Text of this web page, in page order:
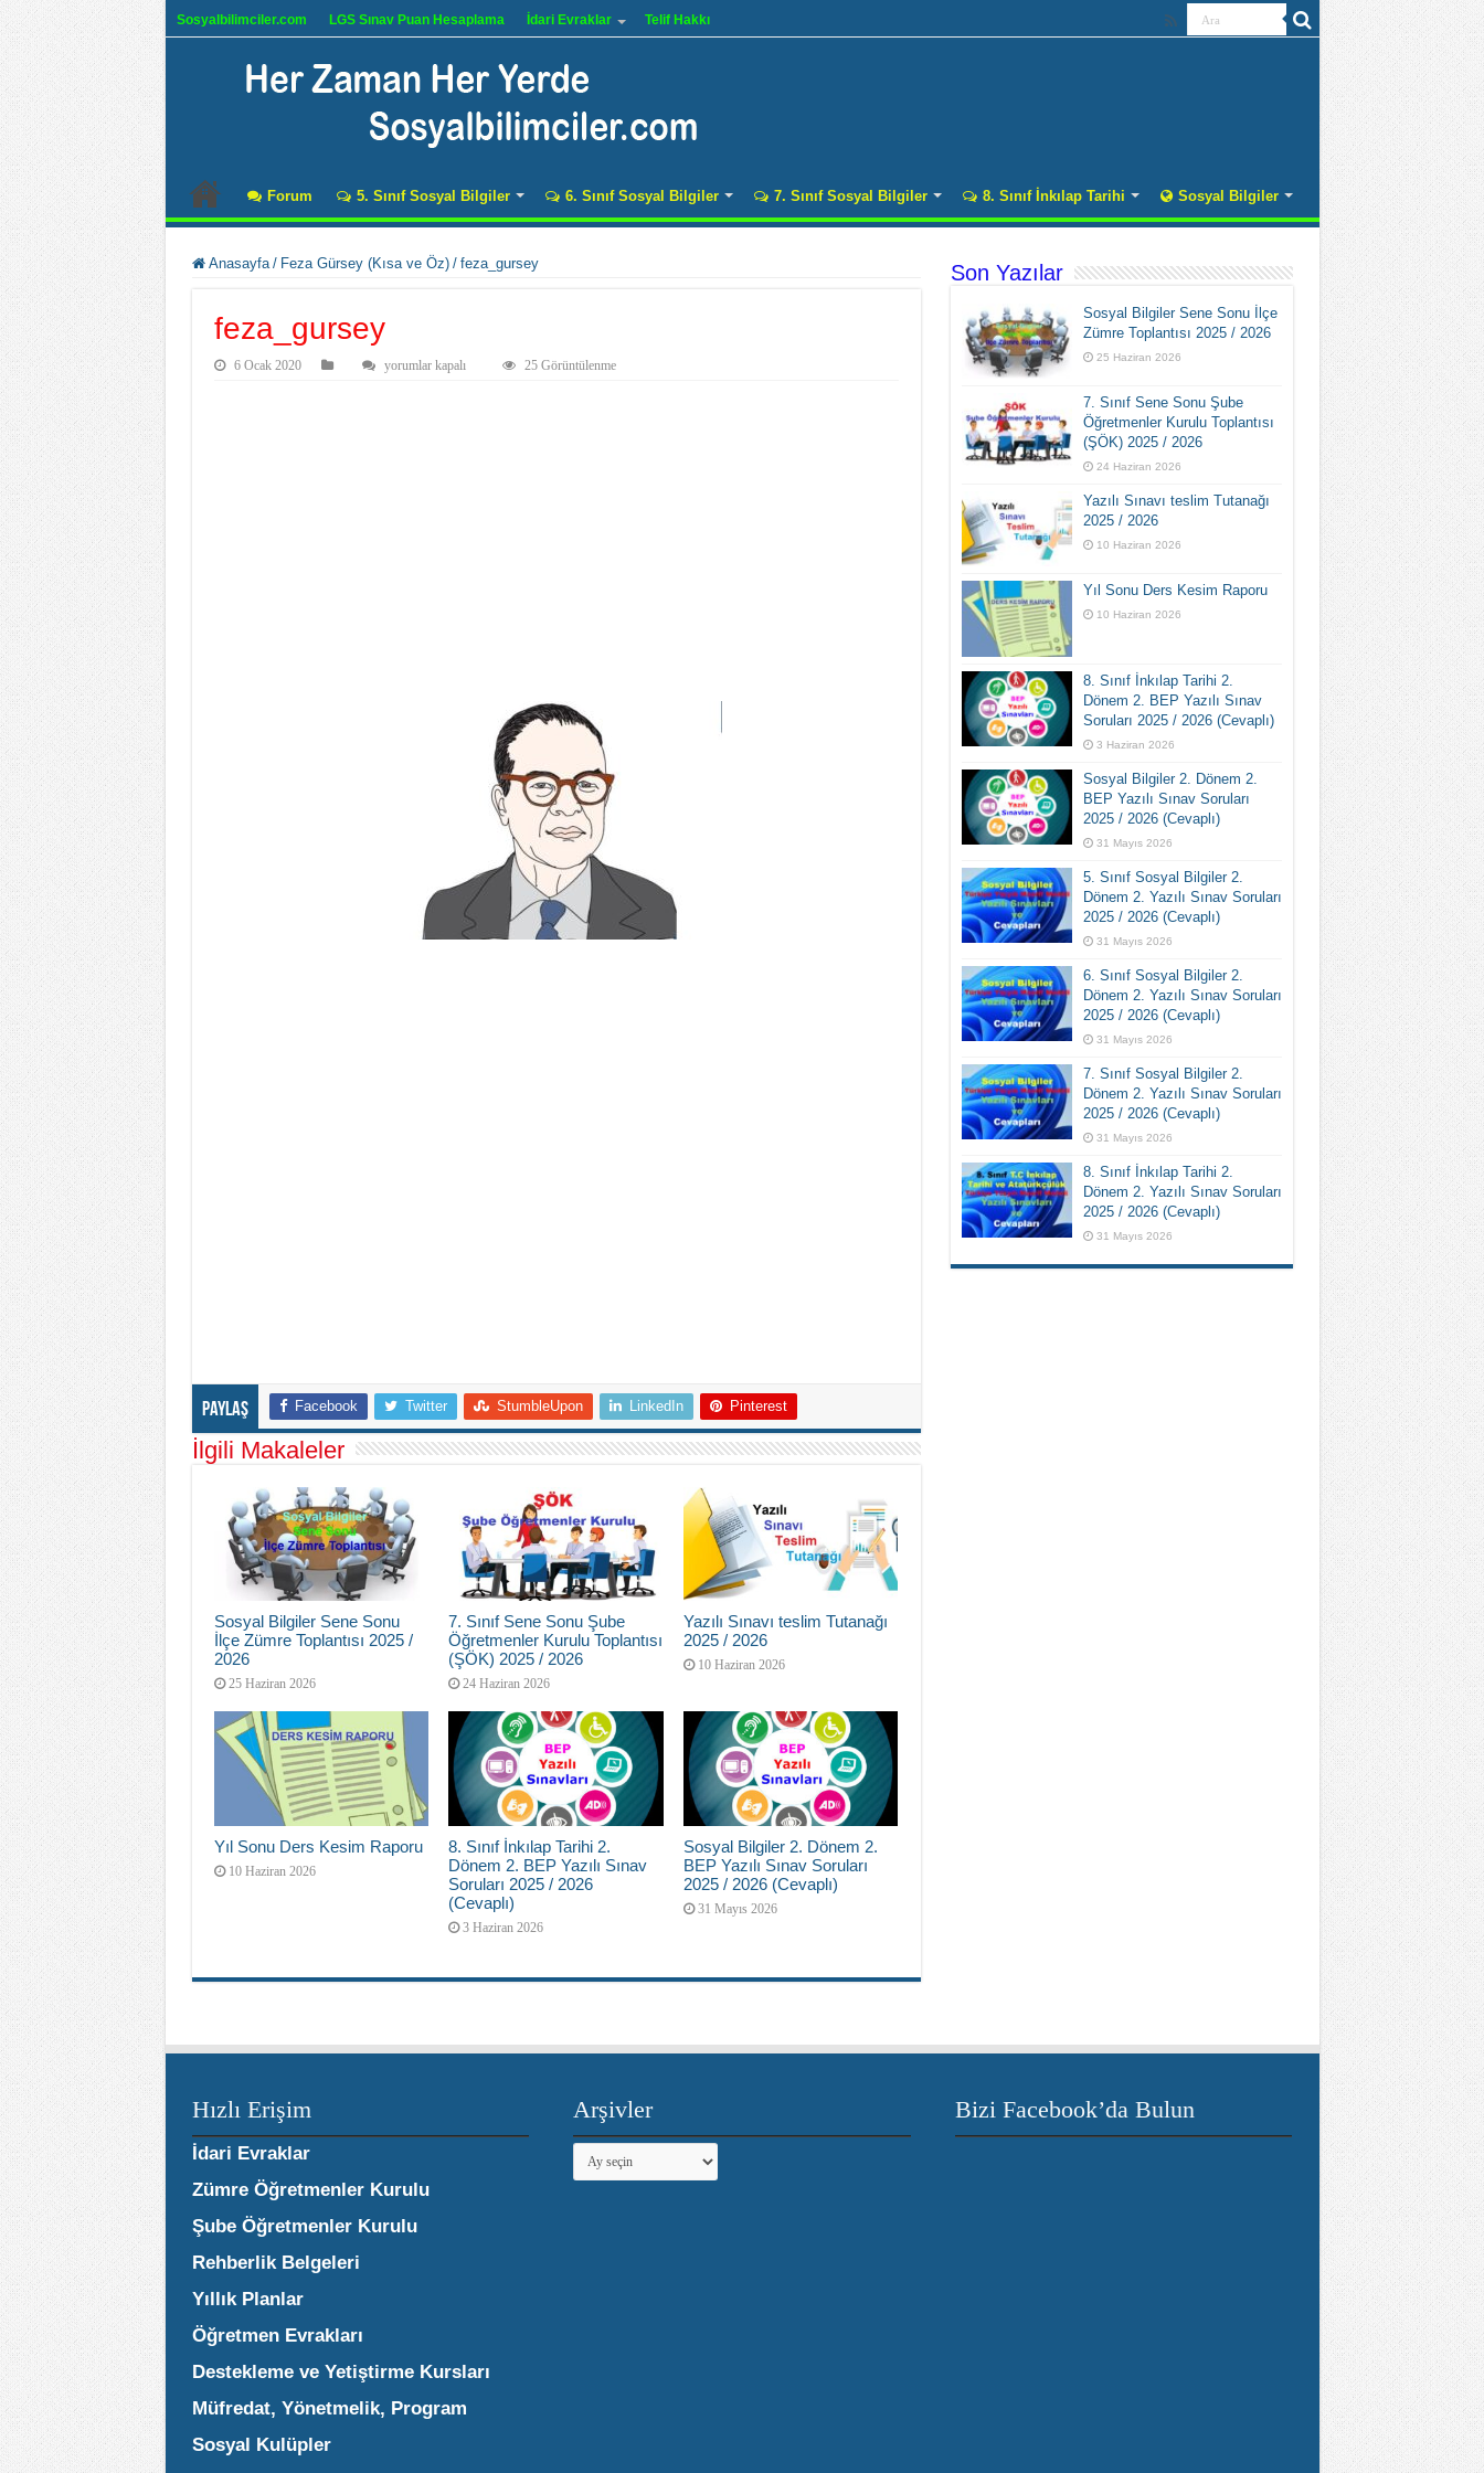
Sosyalbilimciler.com LGS Sınav Puan Hesaplama İdari Evraklar Telif Hakkı
Forum 5. Sınıf Sosyal Bilgiler 6. Sınıf Sosyal Bilgiler 7. Sınıf Sosyal Bilgiler 8. Sınıf İnkılap Tarihi Sosyal Bilgiler
Anasayfa / Feza Gürsey (Kısa ve Öz) / feza_gursey
feza_gursey
6 Ocak 2020
feza_gursey
yorumlar kapalı 25 Görüntülenme
Paylaş Facebook Twitter StumbleUpon LinkedIn Pinterest
İlgili Makaleler
Sosyal Bilgiler Sene Sonu
İlçe Zümre Toplantısı 2025 /
2026
25 Haziran 2026
7. Sınıf Sene Sonu Şube
Öğretmenler Kurulu Toplantısı
(ŞÖK) 2025 / 2026
24 Haziran 2026
Yazılı Sınavı teslim Tutanağı
2025 / 2026
10 Haziran 2026
Yıl Sonu Ders Kesim Raporu
10 Haziran 2026
8. Sınıf İnkılap Tarihi 2.
Dönem 2. BEP Yazılı Sınav
Soruları 2025 / 2026
(Cevaplı)
3 Haziran 2026
Sosyal Bilgiler 2. Dönem 2.
BEP Yazılı Sınav Soruları
2025 / 2026 (Cevaplı)
31 Mayıs 2026
Son Yazılar
Sosyal Bilgiler Sene Sonu İlçe
Zümre Toplantısı 2025 / 2026
25 Haziran 2026
7. Sınıf Sene Sonu Şube
Öğretmenler Kurulu Toplantısı
(ŞÖK) 2025 / 2026
24 Haziran 2026
Yazılı Sınavı teslim Tutanağı
2025 / 2026
10 Haziran 2026
Yıl Sonu Ders Kesim Raporu
10 Haziran 2026
8. Sınıf İnkılap Tarihi 2.
Dönem 2. BEP Yazılı Sınav
Soruları 2025 / 2026 (Cevaplı)
3 Haziran 2026
Sosyal Bilgiler 2. Dönem 2.
BEP Yazılı Sınav Soruları
2025 / 2026 (Cevaplı)
31 Mayıs 2026
5. Sınıf Sosyal Bilgiler 2.
Dönem 2. Yazılı Sınav Soruları
2025 / 2026 (Cevaplı)
31 Mayıs 2026
6. Sınıf Sosyal Bilgiler 2.
Dönem 2. Yazılı Sınav Soruları
2025 / 2026 (Cevaplı)
31 Mayıs 2026
7. Sınıf Sosyal Bilgiler 2.
Dönem 2. Yazılı Sınav Soruları
2025 / 2026 (Cevaplı)
31 Mayıs 2026
8. Sınıf İnkılap Tarihi 2.
Dönem 2. Yazılı Sınav Soruları
2025 / 2026 (Cevaplı)
31 Mayıs 2026
Hızlı Erişim
İdari Evraklar
Zümre Öğretmenler Kurulu
Şube Öğretmenler Kurulu
Rehberlik Belgeleri
Yıllık Planlar
Öğretmen Evrakları
Destekleme ve Yetiştirme Kursları
Müfredat, Yönetmelik, Program
Sosyal Kulüpler
Arşivler
Arşivler
Bizi Facebook’da Bulun